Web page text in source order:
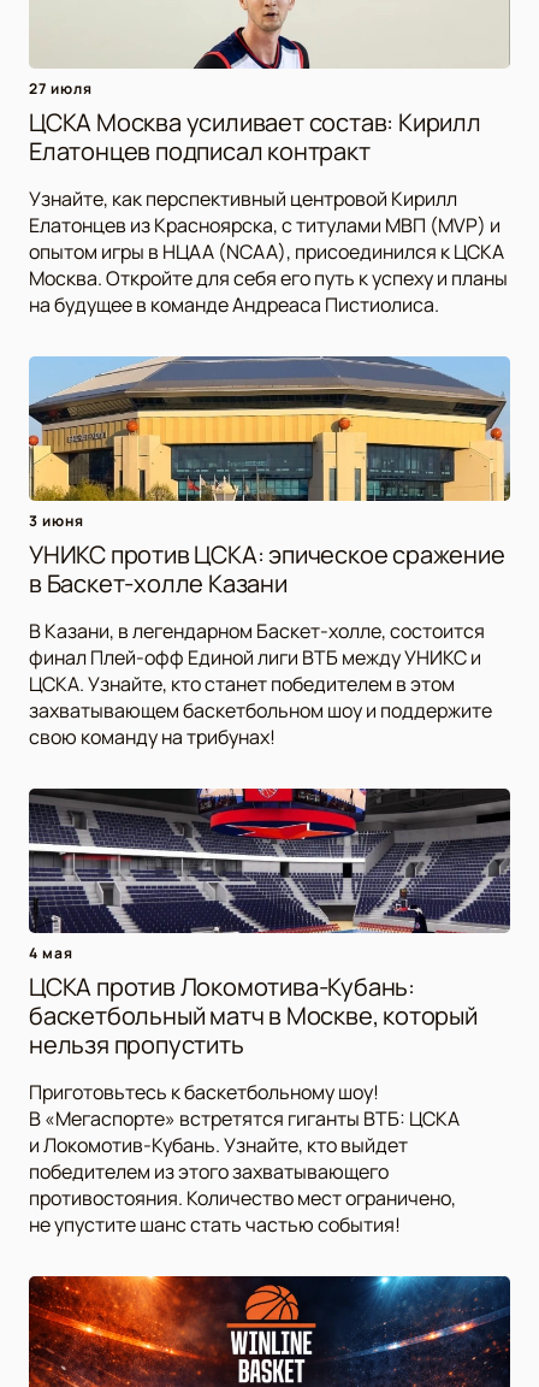
27 июля
ЦСКА Москва усиливает состав: Кирилл
Елатонцев подписал контракт
Узнайте, как перспективный центровой Кирилл
Елатонцев из Красноярска, с титулами МВП (MVP) и
опытом игры в НЦАА (NCAA), присоединился к ЦСКА
Москва. Откройте для себя его путь к успеху и планы
на будущее в команде Андреаса Пистиолиса.
3 июня
УНИКС против ЦСКА: эпическое сражение
в Баскет-холле Казани
В Казани, в легендарном Баскет-холле, состоится
финал Плей-офф Единой лиги ВТБ между УНИКС и
ЦСКА. Узнайте, кто станет победителем в этом
захватывающем баскетбольном шоу и поддержите
свою команду на трибунах!
4 мая
ЦСКА против Локомотива-Кубань:
баскетбольный матч в Москве, который
нельзя пропустить
Приготовьтесь к баскетбольному шоу!
В «Мегаспорте» встретятся гиганты ВТБ: ЦСКА
и Локомотив-Кубань. Узнайте, кто выйдет
победителем из этого захватывающего
противостояния. Количество мест ограничено,
не упустите шанс стать частью события!